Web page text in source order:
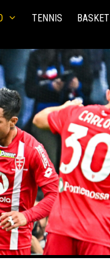
TENNIS BASKET